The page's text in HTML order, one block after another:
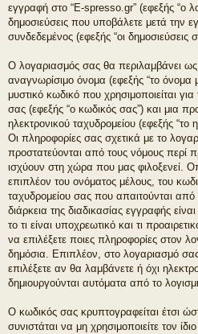
εγγραφή στο “E-spresso.gr” (εφεξής “ο
δημοσιεύσεις που υποβάλετε μετά την
συνδεδεμένος (εφεξής “οι δημοσιεύσεις
Ο λογαριασμός σας θα περιλαμβάνει ως
αναγνωρίσιμο όνομα (εφεξής “το
μυστικό κωδικό που χρησιμοποιείται
σας (εφεξής “ο κωδικός σας”) και μια
ηλεκτρονικού ταχυδρομείου (εφεξής “το
Οι πληροφορίες σας σχετικά με το
προστατεύονται από τους νόμους περί
ισχύουν στη χώρα που μας φιλοξενεί.
επιπλέον του ονόματος μέλους, του
ταχυδρομείου σας που απαιτούνται
διάρκεια της διαδικασίας εγγραφής
το τι είναι υποχρεωτικό και τι
να επιλέξετε ποιες πληροφορίες στον
δημόσια. Επιπλέον, στο λογαριασμό
επιλέξετε αν θα λαμβάνετε ή όχι
δημιουργούνται αυτόματα από το
Ο κωδικός σας κρυπτογραφείται έτσι
συνιστάται να μη χρησιμοποιείτε τον